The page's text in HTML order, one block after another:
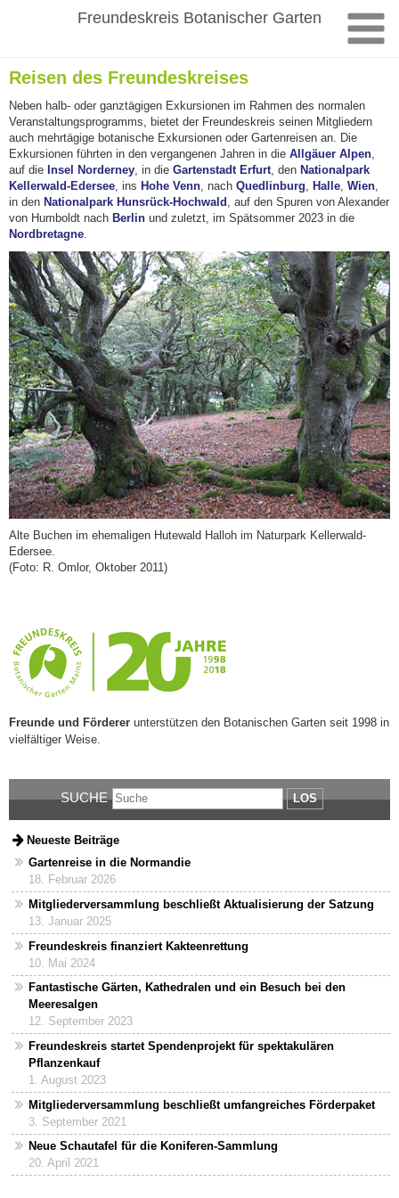
Freundeskreis Botanischer Garten
Reisen des Freundeskreises
Neben halb- oder ganztägigen Exkursionen im Rahmen des normalen
Veranstaltungsprogramms, bietet der Freundeskreis seinen Mitgliedern
auch mehrtägige botanische Exkursionen oder Gartenreisen an. Die
Exkursionen führten in den vergangenen Jahren in die Allgäuer Alpen
auf die Insel Norderney , in die Gartenstadt Erfurt , den Nationalpark
Kellerwald-Edersee , ins Hohe Venn , nach Quedlinburg Halle Wien
in den Nationalpark Hunsrück-Hochwald , auf den Spuren von Alexander
von Humboldt nach Berlin und zuletzt, im Spätsommer 2023 in die
Nordbretagne
Alte Buchen im ehemaligen Hutewald Halloh im Naturpark Kellerwald-
Edersee.
(Foto: R. Omlor, Oktober 2011)
Freunde und Förderer unterstützen den Botanischen Garten seit 1998 in
vielfältiger Weise.
SUCHE LOS
Neueste Beiträge
Gartenreise in die Normandie
18. Februar 2026
Mitgliederversammlung beschließt Aktualisierung der Satzung
13. Januar 2025
Freundeskreis finanziert Kakteenrettung
10. Mai 2024
Fantastische Gärten, Kathedralen und ein Besuch bei den
Meeresalgen
12. September 2023
Freundeskreis startet Spendenprojekt für spektakulären
Pflanzenkauf
1. August 2023
Mitgliederversammlung beschließt umfangreiches Förderpaket
3. September 2021
Neue Schautafel für die Koniferen-Sammlung
20. April 2021